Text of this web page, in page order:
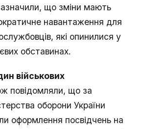
що зміни мають
навантаження для
які опинилися у
обставинах.
військових
повідомляли, що за
оборони України
оформлення посвідчень на